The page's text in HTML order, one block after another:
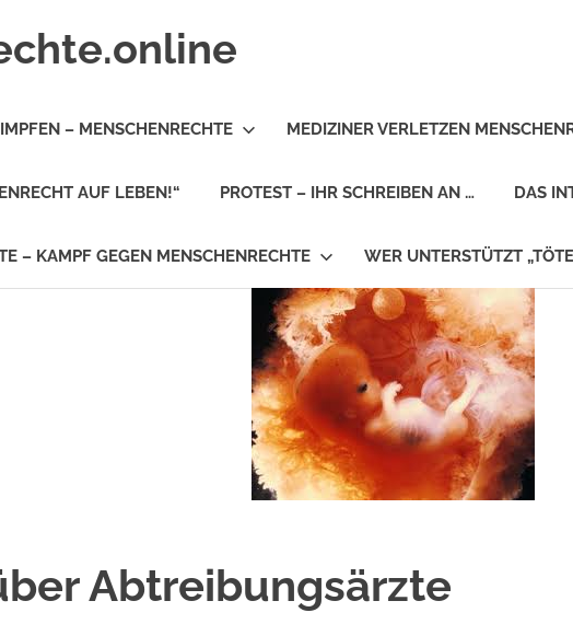
– MENSCHENRECHTE MEDIZINER VERLETZEN
AUF LEBEN!“ PROTEST – IHR SCHREIBEN AN … DAS
– KAMPF GEGEN MENSCHENRECHTE WER UNTERSTÜTZT
Abtreibungsärzte